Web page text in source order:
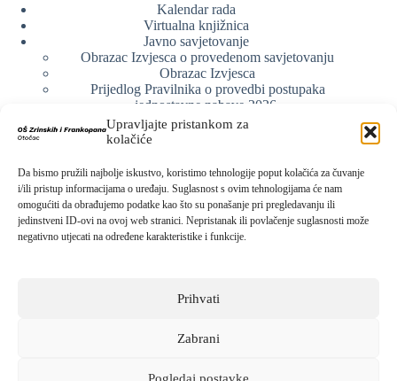
Upravljajte pristankom za
kolačiće
Da bismo pružili najbolje iskustvo, koristimo tehnologije poput kolačića za čuvanje
i/ili pristup informacijama o uređaju. Suglasnost s ovim tehnologijama će nam
omogućiti da obrađujemo podatke kao što su ponašanje pri pregledavanju ili
jedinstveni ID-ovi na ovoj web stranici. Nepristanak ili povlačenje suglasnosti može
negativno utjecati na određene karakteristike i funkcije.
Prihvati
Zabrani
Pogledaj postavke
Kalendar rada
Virtualna knjižnica
Javno savjetovanje
Obrazac Izvjesca o provedenom savjetovanju
Obrazac Izvjesca
Prijedlog Pravilnika o provedbi postupaka
jednostavne nabave 2026.
Obrazlozenje uz prijedlog Pravilnika o provedbi
postupka jednostavne nabave
Web arhiva
Politika o zaštiti privatnosti
Kralja Zvonimira 15, 53220 Otočac
053 771-019